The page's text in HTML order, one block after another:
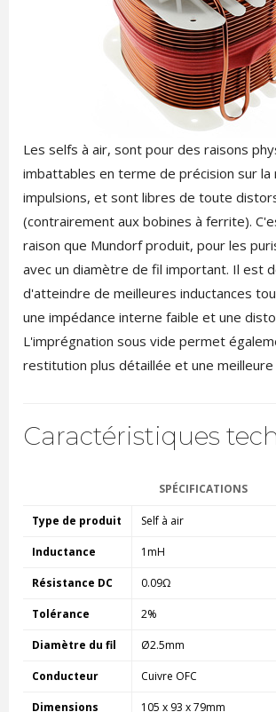
Les selfs à air, sont pour des raisons
imbattables en terme de précision sur
impulsions, et sont libres de toute
(contrairement aux bobines à ferrite).
raison que Mundorf produit, pour les
avec un diamètre de fil important. Il est
d'atteindre de meilleures inductances
une impédance interne faible et une
L'imprégnation sous vide permet
restitution plus détaillée et une
Caractéristiques
SPÉCIFICATIONS
Type de produit Self à air
Inductance 1mH
Résistance DC 0.09Ω
Tolérance 2%
Diamètre du fil Ø2.5mm
Conducteur Cuivre OFC
Dimensions 105 x 93 x 79mm